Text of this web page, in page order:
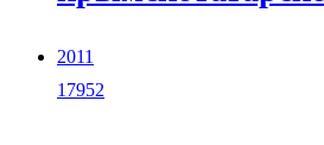
2011
17952